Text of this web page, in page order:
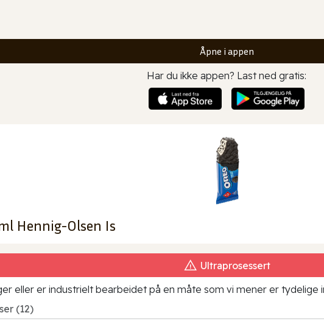
Åpne i appen
Har du ikke appen? Last ned gratis:
Hennig-Olsen Is
Ultraprosessert
eller er industrielt bearbeidet på en måte som vi mener er
(12)